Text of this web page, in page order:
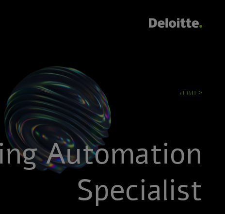
< חזרה
Automation
Specialist